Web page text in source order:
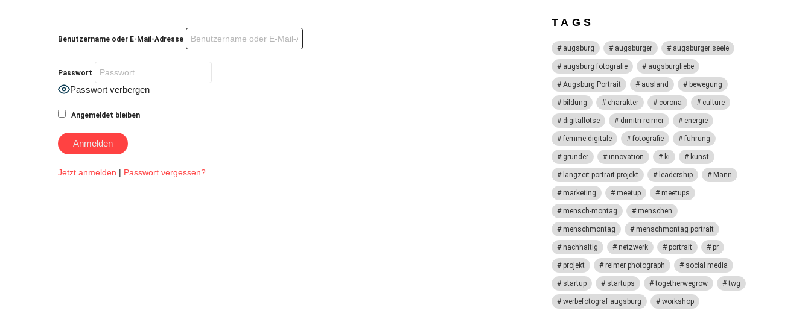
Benutzername oder E-Mail-Adresse
Passwort
Passwort verbergen
Angemeldet bleiben
Jetzt anmelden | Passwort vergessen?
TAGS
augsburg augsburger augsburger seele
augsburg fotografie augsburgliebe
Augsburg Portrait ausland bewegung
bildung charakter corona culture
digitallotse dimitri reimer energie
femme.digitale fotografie führung
gründer innovation ki kunst
langzeit portrait projekt leadership Mann
marketing meetup meetups
mensch-montag menschen
menschmontag menschmontag portrait
nachhaltig netzwerk portrait pr
projekt reimer photograph social media
startup startups togetherwegrow twg
werbefotograf augsburg workshop